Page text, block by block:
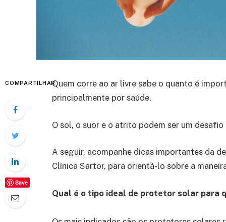
COMPARTILHAR
Save
Quem corre ao ar livre sabe o quanto é
principalmente por saúde.
O sol, o suor e o atrito podem ser um
A seguir, acompanhe dicas importantes da
Clínica Sartor, para orientá-lo sobre a
Qual é o tipo ideal de protetor solar para